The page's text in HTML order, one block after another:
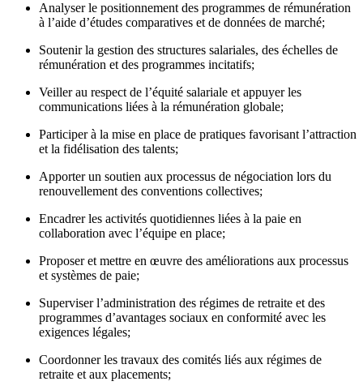
Analyser le positionnement des programmes de rémunération
à l’aide d’études comparatives et de données de marché;
Soutenir la gestion des structures salariales, des échelles de
rémunération et des programmes incitatifs;
Veiller au respect de l’équité salariale et appuyer les
communications liées à la rémunération globale;
Participer à la mise en place de pratiques favorisant l’attraction
et la fidélisation des talents;
Apporter un soutien aux processus de négociation lors du
renouvellement des conventions collectives;
Encadrer les activités quotidiennes liées à la paie en
collaboration avec l’équipe en place;
Proposer et mettre en œuvre des améliorations aux processus
et systèmes de paie;
Superviser l’administration des régimes de retraite et des
programmes d’avantages sociaux en conformité avec les
exigences légales;
Coordonner les travaux des comités liés aux régimes de
retraite et aux placements;